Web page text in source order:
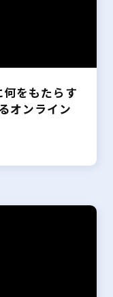
をもたらす
オンライン